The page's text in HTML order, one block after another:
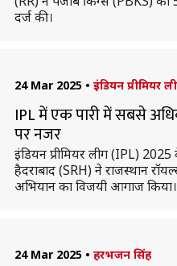
दर्ज की।
24 Mar 2025 • इंडियन प्रीमियर
IPL में एक पारी में सबसे
पर नजर
इंडियन प्रीमियर लीग (IPL)
हैदराबाद (SRH) ने राजस्थान
अभियान का विजयी आगाज किया।
24 Mar 2025 • हरभजन सिंह